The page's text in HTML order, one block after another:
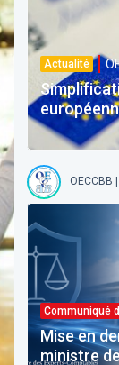
Actualité
et la
juin 2026
Communiqué
Mise en
ministre